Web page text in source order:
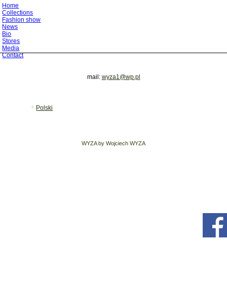
Home
Collections
Fashion show
News
Bio
Stores
Media
Contact
mail: wyza1@wp.pl
Polski
WYZA by Wojciech WYZA